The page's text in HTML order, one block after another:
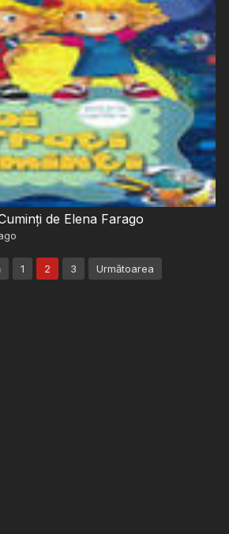
de Elena Farago
1 2 3 Următoarea